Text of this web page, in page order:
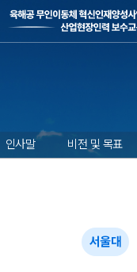
인사말 비전 및 목표
서울대